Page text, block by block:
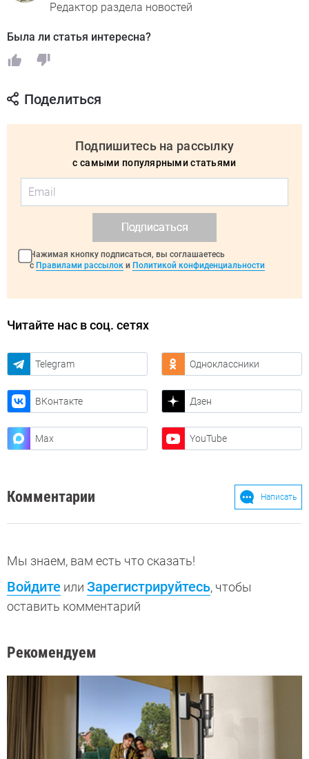
Редактор раздела новостей
Была ли статья интересна?
Поделиться
Подпишитесь на рассылку
с самыми популярными статьями
Подписаться
Нажимая кнопку подписаться, вы соглашаетесь
с Правилами рассылок и Политикой конфиденциальности
Читайте нас в соц. сетях
Telegram Одноклассники
ВКонтакте Дзен
Max YouTube
Комментарии Написать
Мы знаем, вам есть что сказать!
Войдите или Зарегистрируйтесь, чтобы
оставить комментарий
Рекомендуем